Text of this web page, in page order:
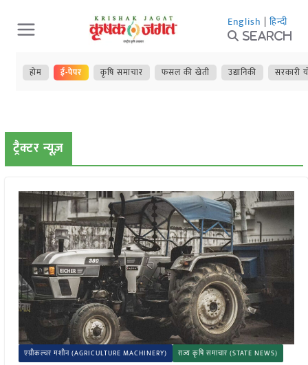
Skip
to
content
English | हिन्दी
Search
होम ई-पेपर कृषि समाचार फसल की खेती उद्यानिकी सरकारी
ट्रैक्टर न्यूज़
एग्रीकल्चर मशीन (AGRICULTURE MACHINERY) राज्य कृषि समाचार (STATE NEWS)